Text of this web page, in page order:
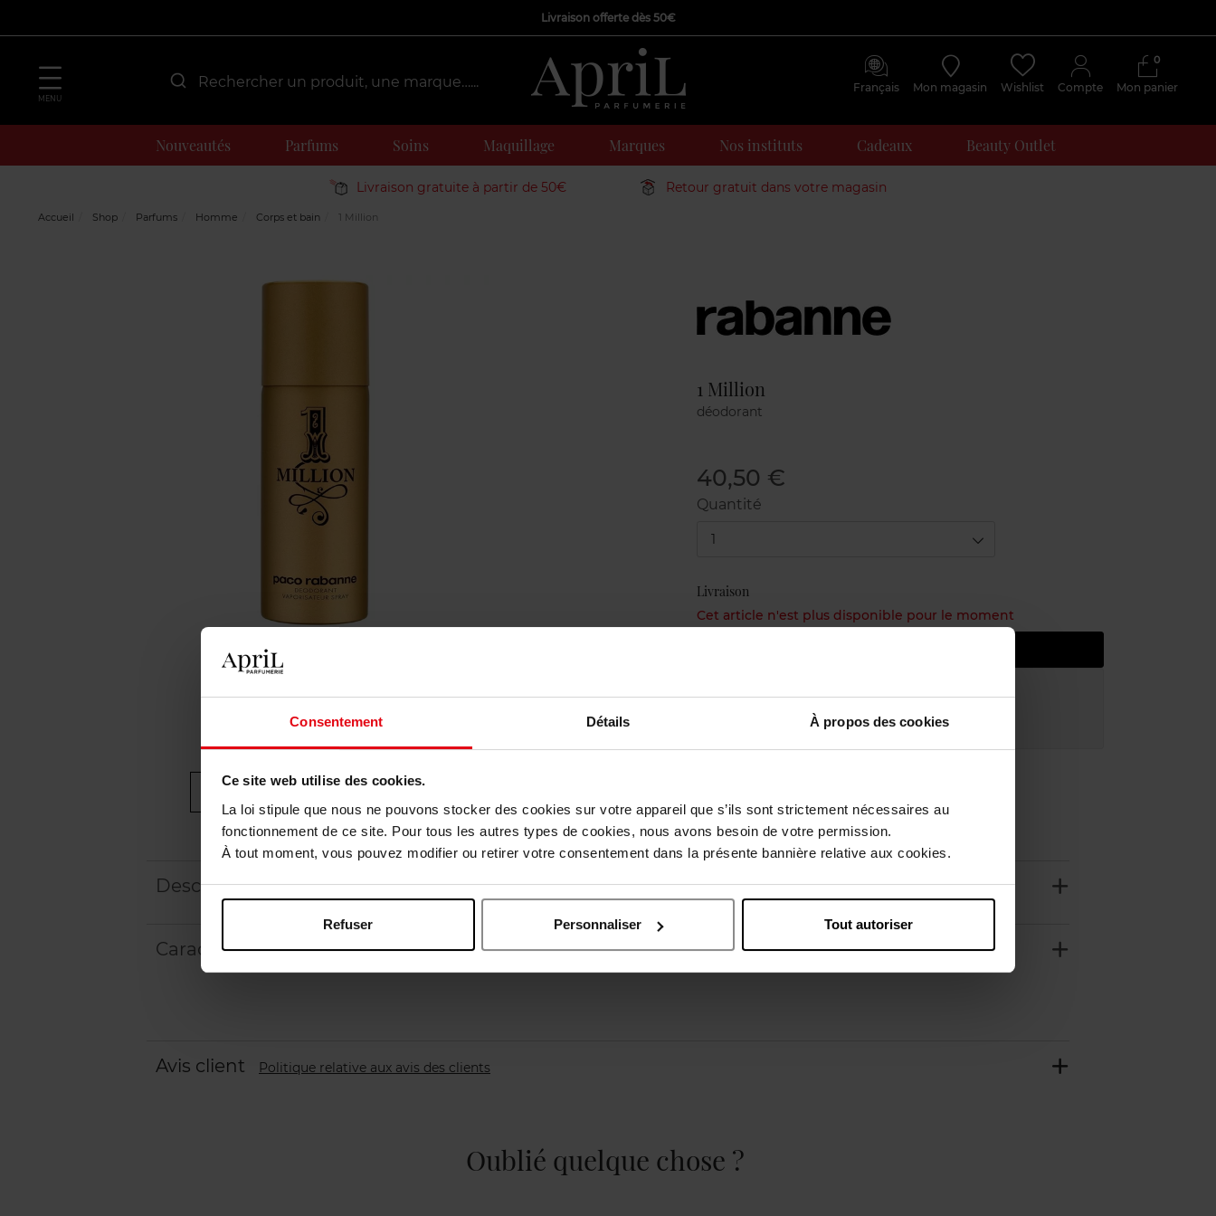
Consentement Détails À propos des cookies
Ce site web utilise des cookies.
La loi stipule que nous ne pouvons stocker des cookies sur votre appareil que s’ils sont strictement nécessaires au
fonctionnement de ce site. Pour tous les autres types de cookies, nous avons besoin de votre permission.
À tout moment, vous pouvez modifier ou retirer votre consentement dans la présente bannière relative aux cookies.
Refuser Personnaliser Tout autoriser
Livraison offerte dès 50€
MENU
Français Mon magasin Wishlist Compte Mon panier
0
Nouveautés Parfums Soins Maquillage Marques Nos instituts Cadeaux Beauty Outlet
Livraison gratuite à partir de 50€ Retour gratuit dans votre magasin
Accueil Shop Parfums Homme Corps et bain 1 Million
1 Million
déodorant
40,50 €
Quantité
1
Livraison
Cet article n'est plus disponible pour le moment
Livraison gratuite à partir de 50€
Retour gratuit dans votre magasin
Description
Caractéristiques
Avis client Politique relative aux avis des clients
Oublié quelque chose ?